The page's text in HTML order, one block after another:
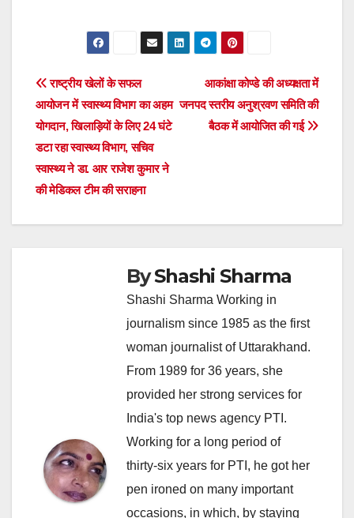
Post
navigation
आकांक्षा कोण्डे की अध्यक्षता में
जनपद स्तरीय अनुश्रवण समिति की
बैठक में आयोजित की गई
राष्ट्रीय खेलों के सफल
आयोजन में स्वास्थ्य विभाग का अहम
योगदान, खिलाड़ियों के लिए 24 घंटे
डटा रहा स्वास्थ्य विभाग, सचिव
स्वास्थ्य ने डा. आर राजेश कुमार ने
की मेडिकल टीम की सराहना
ByShashi Sharma
Shashi Sharma Working in
journalism since 1985 as the first
woman journalist of Uttarakhand.
From 1989 for 36 years, she
provided her strong services for
India's top news agency PTI.
Working for a long period of
thirty-six years for PTI, he got her
pen ironed on many important
occasions, in which, by staying